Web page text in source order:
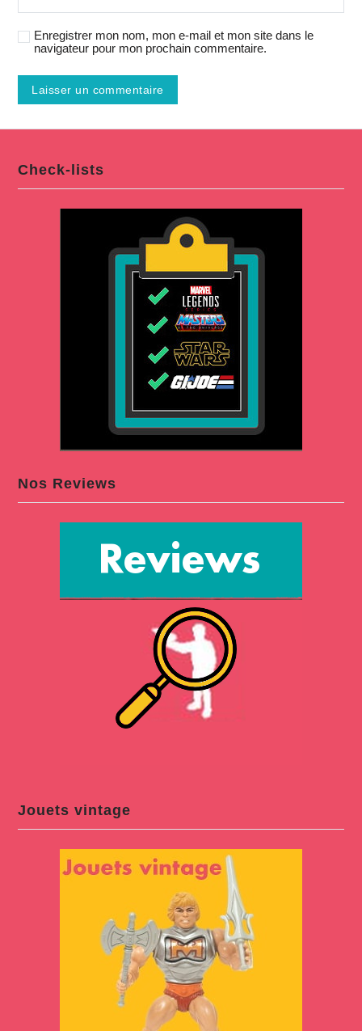
Enregistrer mon nom, mon e-mail et mon site dans le
navigateur pour mon prochain commentaire.
Check-lists
Nos Reviews
Jouets vintage